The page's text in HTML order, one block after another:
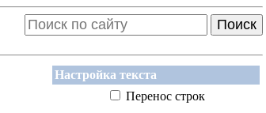
Поиск
Настройка текста
Перенос строк